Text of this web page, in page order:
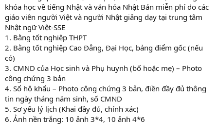
khóa học về tiếng Nhật và văn hóa Nhật Bản miễn phí do các
giáo viên người Việt và người Nhật giảng dạy tại trung tâm
Nhật ngữ Việt-SSE
1. Bằng tốt nghiệp THPT
2. Bằng tốt nghiệp Cao Đẳng, Đại Học, bảng điểm gốc (nếu
có)
3. CMND của Học sinh và Phụ huynh (bố hoặc mẹ) – Photo
công chứng 3 bản
4. Sổ hộ khẩu – Photo công chứng 3 bản, điền đầy đủ thông
tin ngày tháng năm sinh, số CMND
5. Sơ yếu lý lịch (Khai đầy đủ, chính xác)
6. Ảnh nền trắng: 10 ảnh 3*4, 10 ảnh 4*6